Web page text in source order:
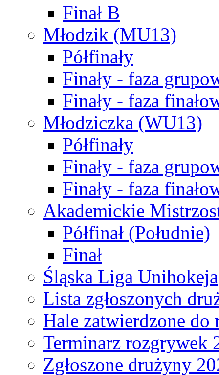
Finał B
Młodzik (MU13)
Półfinały
Finały - faza
Finały - faza
Młodziczka (WU13)
Półfinały
Finały - faza
Finały - faza
Akademickie
Półfinał (Południe)
Finał
Śląska Liga Unihokeja
Lista zgłoszonych
Hale zatwierdzone do
Terminarz rozgrywek
Zgłoszone drużyny